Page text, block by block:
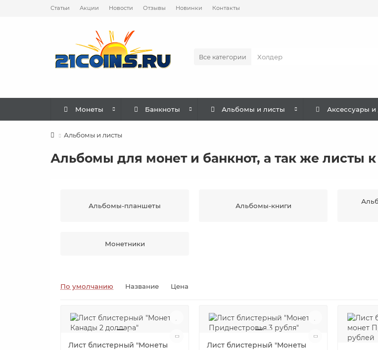
Статьи Акции Новости Отзывы Новинки Контакты
Все категории
Монеты Банкноты Альбомы и листы Аксессуары и
Альбомы и листы
Альбомы для монет и банкнот, а так же листы
Альбомы-планшеты Альбомы-книги
Монетники
По умолчанию Название Цена
Лист блистерный "Монеты
Лист блистерный "Монеты